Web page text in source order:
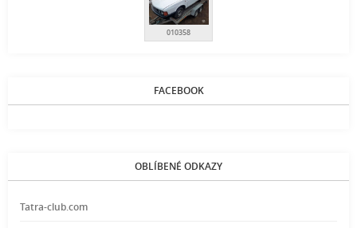
010358
FACEBOOK
OBLÍBENÉ ODKAZY
Tatra-club.com